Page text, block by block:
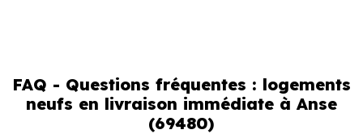
pouvez réellement faire
logement neuf en livraison immédiate à Anse
FAQ - Questions fréquentes : logements
neufs en livraison immédiate à Anse
(69480)